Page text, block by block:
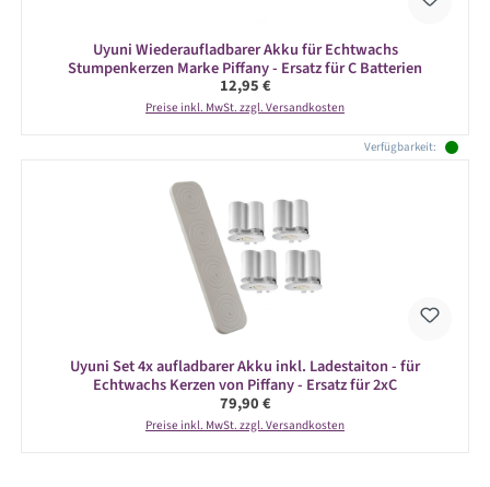
Uyuni Wiederaufladbarer Akku für Echtwachs
Stumpenkerzen Marke Piffany - Ersatz für C Batterien
Regulärer Preis:
12,95 €
Preise inkl. MwSt. zzgl. Versandkosten
Verfügbarkeit:
Uyuni Set 4x aufladbarer Akku inkl. Ladestaiton - für
Echtwachs Kerzen von Piffany - Ersatz für 2xC
Regulärer Preis:
79,90 €
Preise inkl. MwSt. zzgl. Versandkosten